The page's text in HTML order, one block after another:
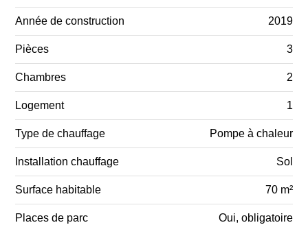
Année de construction 2019
Pièces 3
Chambres 2
Logement 1
Type de chauffage Pompe à chaleur
Installation chauffage Sol
Surface habitable 70 m²
Places de parc Oui, obligatoire